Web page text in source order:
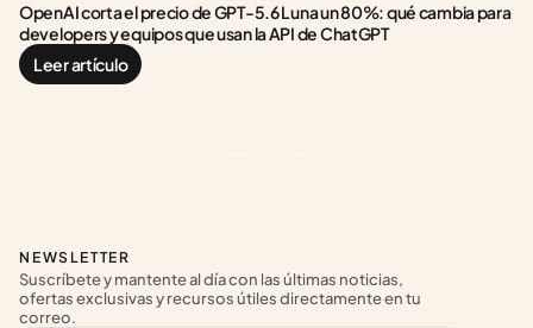
OpenAI corta el precio de GPT-5.6 Luna un 80%: qué cambia para
developers y equipos que usan la API de ChatGPT
Leer artículo
NEWSLETTER
Suscríbete y mantente al día con las últimas noticias,
ofertas exclusivas y recursos útiles directamente en tu
correo.